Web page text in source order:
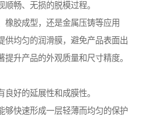
顺畅、无损的脱模过程。
橡胶成型，还是金属压铸等应用
供均匀的润滑膜，避免产品表面出
提升产品的外观质量和尺寸精度。
良好的延展性和成膜性。
够快速形成一层轻薄而均匀的保护